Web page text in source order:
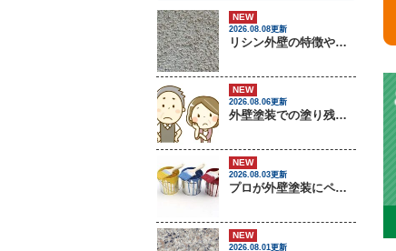
NEW
2026.08.08更新
リシン外壁の特徴やメンテナンス方法を紹介！
NEW
2026.08.06更新
外壁塗装での塗り残しトラブルについて
NEW
2026.08.03更新
プロが外壁塗装にペンキをしない理由
NEW
2026.08.01更新